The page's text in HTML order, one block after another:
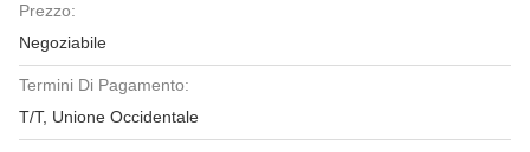
Prezzo:
Negoziabile
Termini Di Pagamento:
T/T, Unione Occidentale